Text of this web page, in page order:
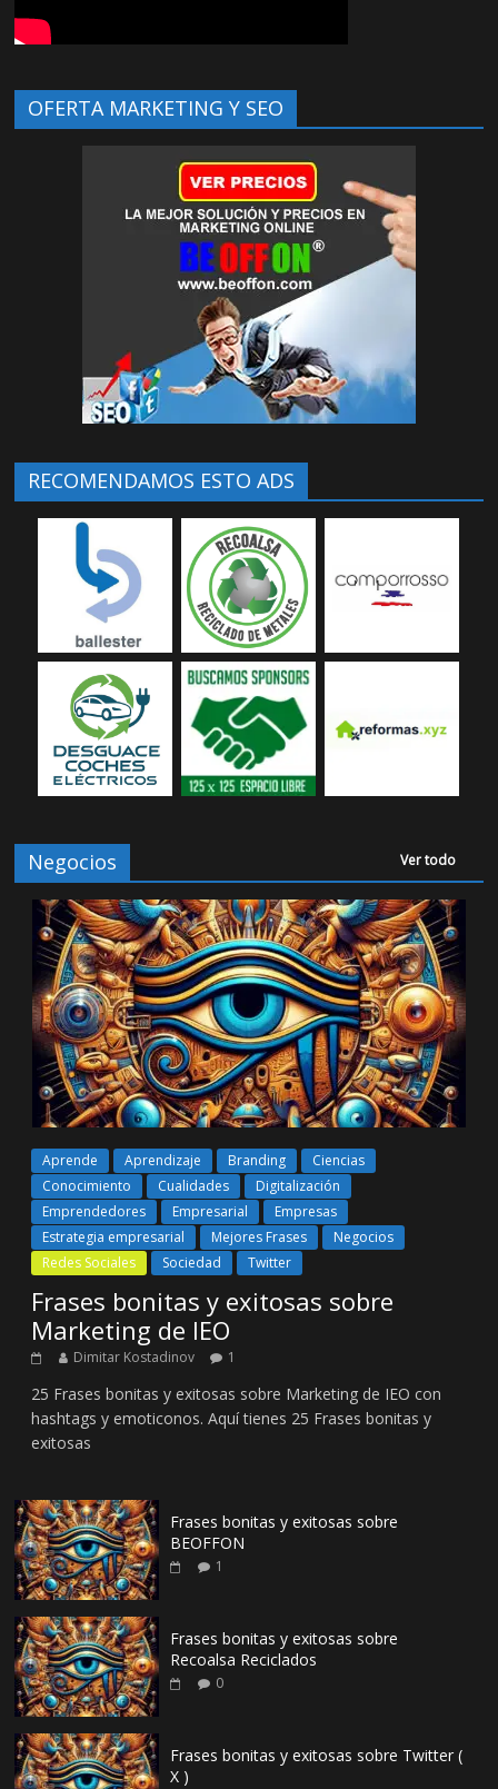
OFERTA MARKETING Y SEO
RECOMENDAMOS ESTO ADS
Negocios Ver todo
Aprende Aprendizaje Branding
Ciencias
Conocimiento
Cualidades
Digitalización
Emprendedores
Empresarial
Empresas
Estrategia empresarial
Mejores Frases
Negocios
Redes Sociales
Sociedad Twitter
Frases bonitas y exitosas sobre
Marketing de IEO
Dimitar Kostadinov 1
25 Frases bonitas y exitosas sobre Marketing de IEO con
hashtags y emoticonos. Aquí tienes 25 Frases bonitas y
exitosas
Frases bonitas y exitosas sobre
BEOFFON
1
Frases bonitas y exitosas sobre
Recoalsa Reciclados
0
Frases bonitas y exitosas sobre Twitter (
X )